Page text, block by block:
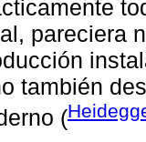
pareciera
también
(